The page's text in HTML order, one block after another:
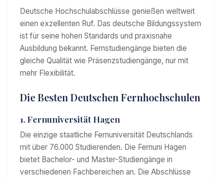
Deutsche Hochschulabschlüsse genießen weltweit
einen exzellenten Ruf. Das deutsche Bildungssystem
ist für seine hohen Standards und praxisnahe
Ausbildung bekannt. Fernstudiengänge bieten die
gleiche Qualität wie Präsenzstudiengänge, nur mit
mehr Flexibilität.
Die Besten Deutschen Fernhochschulen
1. Fernuniversität Hagen
Die einzige staatliche Fernuniversität Deutschlands
mit über 76.000 Studierenden. Die Fernuni Hagen
bietet Bachelor- und Master-Studiengänge in
verschiedenen Fachbereichen an. Die Abschlüsse